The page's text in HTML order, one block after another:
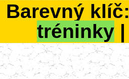
Barevný
tréninky